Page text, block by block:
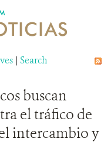
Y RECLAMOS
| Search
buscan
el tráfico de
intercambio y